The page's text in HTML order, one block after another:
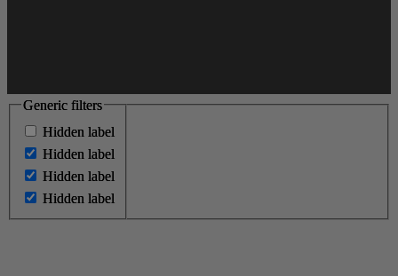
Generic filters
Hidden label
Hidden label
Hidden label
Hidden label
Generic filters
Hidden label
Hidden label
Hidden label
Hidden label